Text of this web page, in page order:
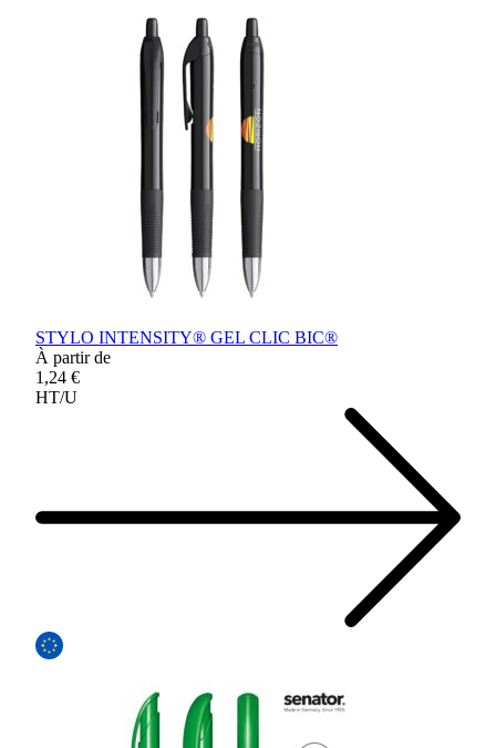
STYLO INTENSITY® GEL CLIC BIC®
À partir de
1,24 €
HT/U